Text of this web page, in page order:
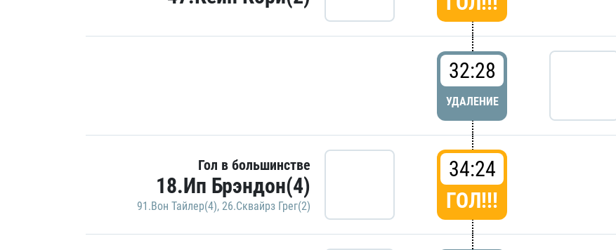
32:28
УДАЛЕНИЕ
Гол в большинстве
18.Ип Брэндон(4)
91.Вон Тайлер(4), 26.Сквайрз Грег(2)
34:24
ГОЛ!!!